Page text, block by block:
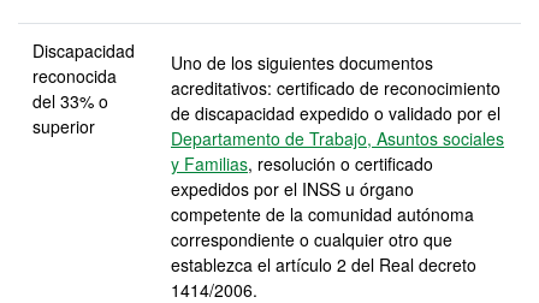
Discapacidad
reconocida
del 33% o
superior
Uno de los siguientes documentos
acreditativos: certificado de reconocimiento
de discapacidad expedido o validado por el
Departamento de Trabajo, Asuntos sociales
y Familias, resolución o certificado
expedidos por el INSS u órgano
competente de la comunidad autónoma
correspondiente o cualquier otro que
establezca el artículo 2 del Real decreto
1414/2006.